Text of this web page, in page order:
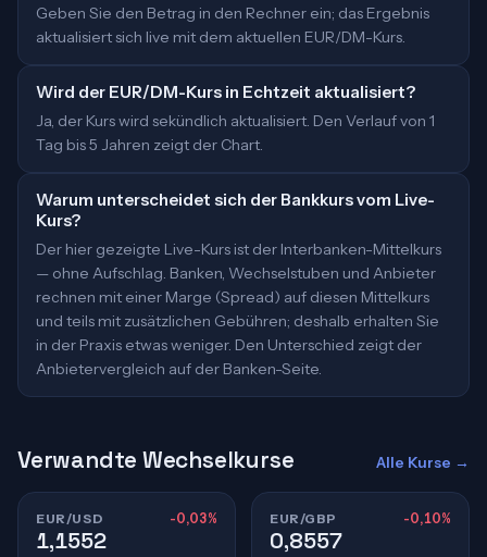
Geben Sie den Betrag in den Rechner ein; das Ergebnis
aktualisiert sich live mit dem aktuellen EUR/DM-Kurs.
Wird der EUR/DM-Kurs in Echtzeit aktualisiert?
Ja, der Kurs wird sekündlich aktualisiert. Den Verlauf von 1
Tag bis 5 Jahren zeigt der Chart.
Warum unterscheidet sich der Bankkurs vom Live-
Kurs?
Der hier gezeigte Live-Kurs ist der Interbanken-Mittelkurs
— ohne Aufschlag. Banken, Wechselstuben und Anbieter
rechnen mit einer Marge (Spread) auf diesen Mittelkurs
und teils mit zusätzlichen Gebühren; deshalb erhalten Sie
in der Praxis etwas weniger. Den Unterschied zeigt der
Anbietervergleich auf der Banken-Seite.
Verwandte Wechselkurse Alle Kurse →
EUR/USD -0,03%
1,1552
EUR/GBP -0,10%
0,8557